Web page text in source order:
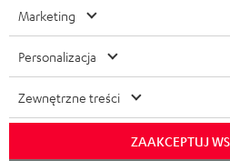
Marketing
Personalizacja
Zewnętrzne treści
ZAAKCEPTUJ